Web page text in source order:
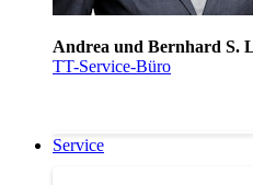
Andrea und Bernhard S.
TT-Service-Büro
Service